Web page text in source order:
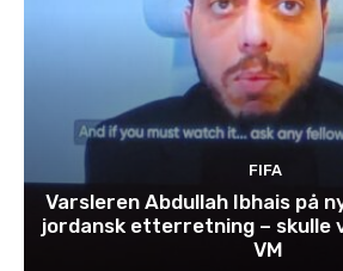
FIFA
Varsleren Abdullah Ibhais på
jordansk etterretning – skulle
VM